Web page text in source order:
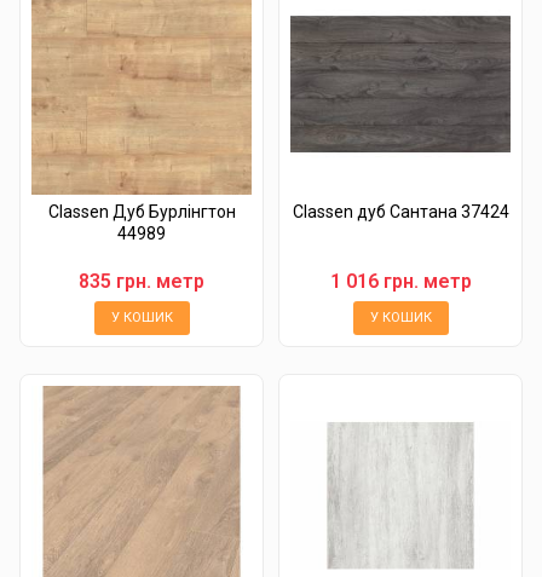
Classen Дуб Бурлінгтон
44989
835 грн. метр
У КОШИК
Classen дуб Сантана 37424
1 016 грн. метр
У КОШИК